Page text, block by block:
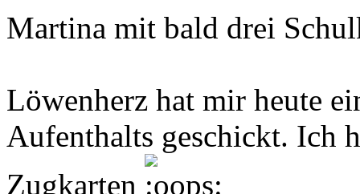
Martina mit bald drei
Löwenherz hat mir heute
Aufenthalts geschickt. Ich
Zugkarten